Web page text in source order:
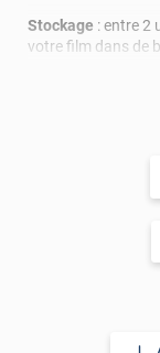
Stockage : entre 2
votre film dans de
de le réutiliser
Remarque
film, pensez bien
Référence produit :